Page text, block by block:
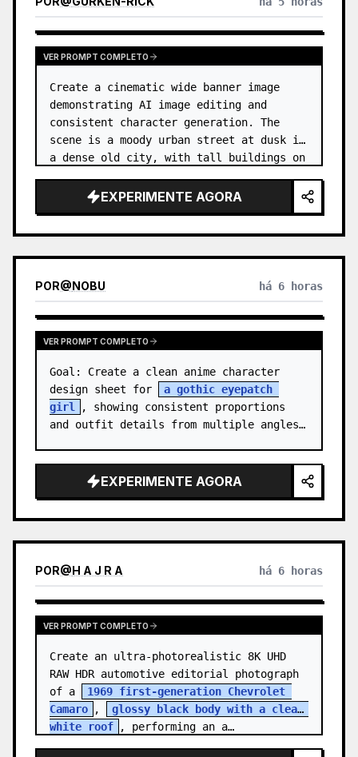
VER PROMPT COMPLETO
Create a cinematic wide banner image
demonstrating AI image editing and
consistent character generation. The
scene is a moody urban street at dusk in
a dense old city, with tall buildings on
moving cars, soft streetlights,…
EXPERIMENTE AGORA
POR@NOBU há 6 horas
VER PROMPT COMPLETO
Goal: Create a clean anime character
design sheet for
a gothic eyepatch
girl
, showing consistent proportions
and outfit details from multiple angles.
character sheet, about 16…
EXPERIMENTE AGORA
POR@H A J R A há 6 horas
VER PROMPT COMPLETO
Create an ultra-photorealistic 8K UHD
RAW HDR automotive editorial photograph
of a
1969 first-generation Chevrolet
Camaro
,
glossy black body with a clean
white roof
, performing an a…